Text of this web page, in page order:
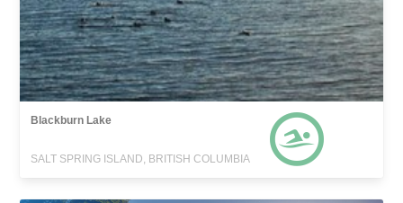
Blackburn Lake
SALT SPRING ISLAND, BRITISH COLUMBIA